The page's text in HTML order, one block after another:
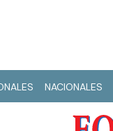
NACIONALES